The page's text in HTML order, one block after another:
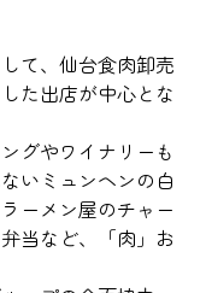
て、仙台食肉卸売
た出店が中心とな
グやワイナリーも
いミュンヘンの白
ーメン屋のチャー
当など、「肉」お